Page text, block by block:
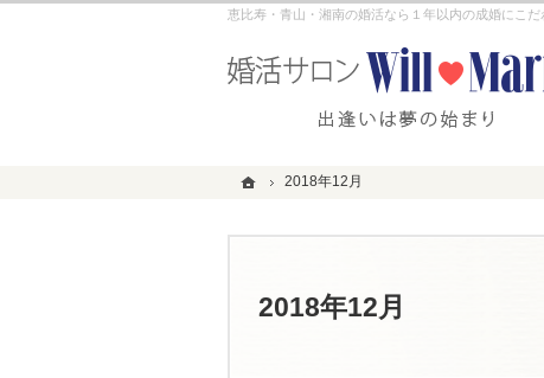
ホーム
2018年12月
2018年12月
恵比寿・青山・湘南の婚活なら１年以内の成婚にこ
ホーム
2018年12月